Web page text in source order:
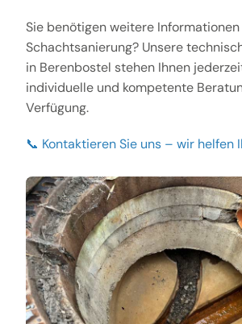
Sie benötigen weitere Informationen
Schachtsanierung? Unsere
in Berenbostel stehen Ihnen
individuelle und kompetente
Verfügung.
📞 Kontaktieren Sie uns – wir helfen